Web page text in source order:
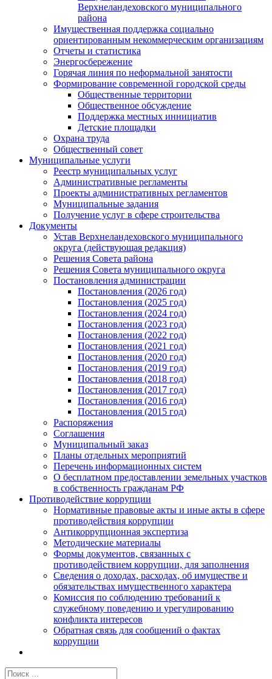
Верхнеландеховского муниципального
района
Имущественная поддержка социально
ориентированным некоммерческим организациям
Отчеты и статистика
Энергосбережение
Горячая линия по неформальной занятости
Формирование современной городской среды
Общественные территории
Общественное обсуждение
Поддержка местных иннициатив
Детские площадки
Охрана труда
Общественный совет
Муниципальные услуги
Реестр муниципальных услуг
Административные регламенты
Проекты административных регламентов
Муниципальные задания
Получение услуг в сфере строительства
Документы
Устав Верхнеландеховского муниципального
округа (действующая редакция)
Решения Совета района
Решения Совета муниципального округа
Постановления администрации
Постановления (2026 год)
Постановления (2025 год)
Постановления (2024 год)
Постановления (2023 год)
Постановления (2022 год)
Постановления (2021 год)
Постановления (2020 год)
Постановления (2019 год)
Постановления (2018 год)
Постановления (2017 год)
Постановления (2016 год)
Постановления (2015 год)
Распоряжения
Соглашения
Муниципальный заказ
Планы отдельных мероприятий
Перечень информационных систем
О бесплатном предоставлении земельных участков
в собственность гражданам РФ
Противодействие коррупции
Нормативные правовые акты и иные акты в сфере
противодействия коррупции
Антикоррупционная экспертиза
Методические материалы
Формы документов, связанных с
противодействием коррупции, для заполнения
Сведения о доходах, расходах, об имуществе и
обязательствах имущественного характера
Комиссия по соблюдению требований к
служебному поведению и урегулированию
конфликта интересов
Обратная связь для сообщений о фактах
коррупции
Результат